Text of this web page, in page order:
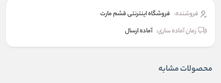
فروشنده: فروشگاه اینترنتی قشم مارت
زمان آماده سازی: آماده ارسال
محصولات مشابه